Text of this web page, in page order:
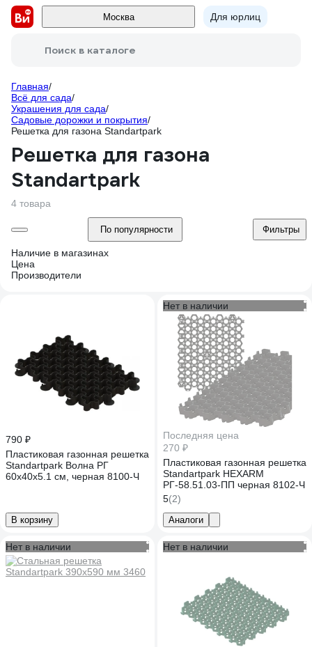
Москва Для юрлиц
Поиск в каталоге
Главная/
Всё для сада/
Украшения для сада/
Садовые дорожки и покрытия/
Решетка для газона Standartpark
Решетка для газона
Standartpark
4 товара
По популярности Фильтры
Наличие в магазинах
Цена
Производители
790 ₽
Пластиковая газонная решетка
Standartpark Волна РГ
60х40х5.1 см, черная 8100-Ч
В корзину
Нет в наличии
Последняя цена
270 ₽
Пластиковая газонная решетка
Standartpark HEXARM
РГ-58.51.03-ПП черная 8102-Ч
5(2)
Аналоги
Нет в наличии Нет в наличии